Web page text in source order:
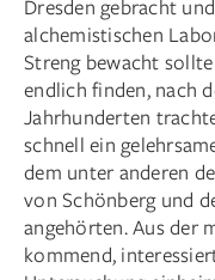
Dresden gebracht
alchemistischen
Streng bewacht
endlich finden, nach
Jahrhunderten
schnell ein
dem unter anderen
von Schönberg und
angehörten. Aus der
kommend,